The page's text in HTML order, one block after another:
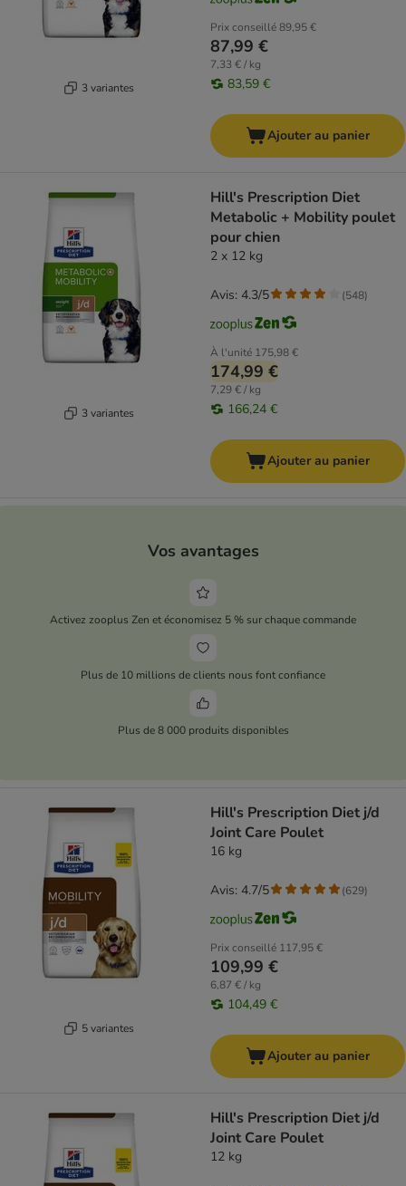
3 variantes
Prix conseillé89,95 €
87,99 €
7,33 € / kg
83,59 €
Ajouter au panier
3 variantes
Hill's Prescription Diet
Metabolic + Mobility poulet
pour chien
2 x 12 kg
À l'unité 175,98 €
174,99 €
7,29 € / kg
166,24 €
Avis: 4.3/5 (548)
Ajouter au panier
Vos avantages
Activez zooplus Zen et économisez 5 % sur chaque commande
Plus de 10 millions de clients nous font confiance
Plus de 8 000 produits disponibles
5 variantes
Hill's Prescription Diet j/d
Joint Care Poulet
16 kg
Prix conseillé 117,95 €
109,99 €
6,87 € / kg
104,49 €
Avis: 4.7/5 (629)
Ajouter au panier
Hill's Prescription Diet j/d
Joint Care Poulet
12 kg